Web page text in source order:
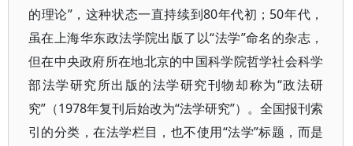
的理论”，这种状态一直持续到80年代初；50年代，
虽在上海华东政法学院出版了以“法学”命名的杂志，
但在中央政府所在地北京的中国科学院哲学社会科学
部法学研究所出版的法学研究刊物却称为“政法研
究”（1978年复刊后始改为“法学研究”）。全国报刊索
引的分类，在法学栏目，也不使用“法学”标题，而是